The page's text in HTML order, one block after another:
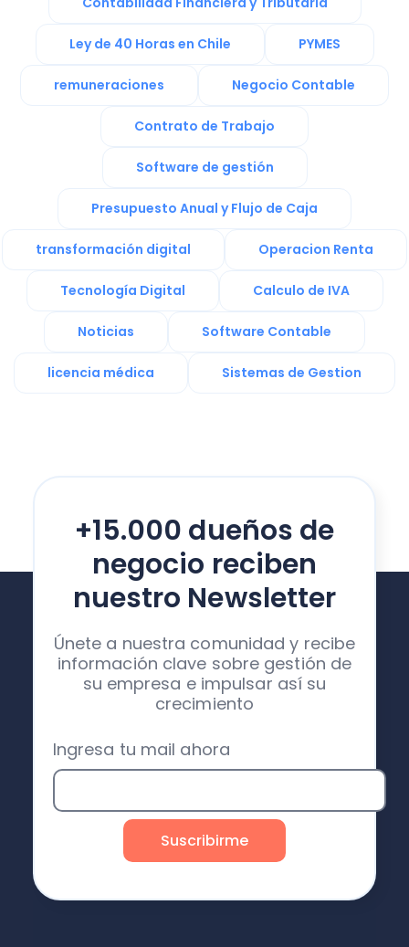
Ley de 40 Horas en Chile PYMES
remuneraciones Negocio Contable
Contrato de Trabajo
Software de gestión
Presupuesto Anual y Flujo de Caja
transformación digital Operacion Renta
Tecnología Digital Calculo de IVA
Noticias Software Contable
licencia médica Sistemas de Gestion
+15.000 dueños de
negocio reciben
nuestro Newsletter
Únete a nuestra comunidad y recibe
información clave sobre gestión de
su empresa e impulsar así su
crecimiento
Ingresa tu mail ahora